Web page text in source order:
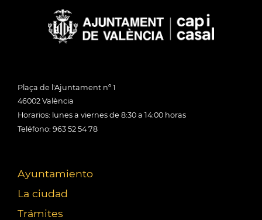
Plaça de l'Ajuntament nº 1
46002 València
Horarios: lunes a viernes de 8:30 a 14:00 horas
Teléfono: 963 52 54 78
Ayuntamiento
La ciudad
Trámites